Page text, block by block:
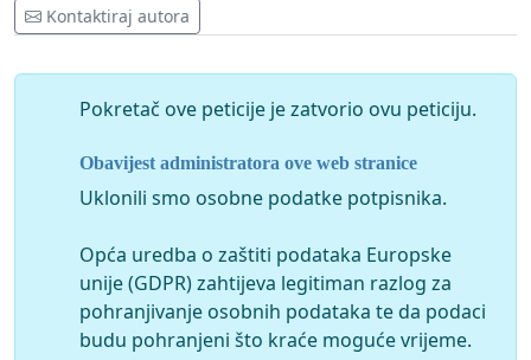
Kontaktiraj autora
Pokretač ove peticije je zatvorio ovu peticiju.
Obavijest administratora ove web stranice
Uklonili smo osobne podatke potpisnika.
Opća uredba o zaštiti podataka Europske
unije (GDPR) zahtijeva legitiman razlog za
pohranjivanje osobnih podataka te da podaci
budu pohranjeni što kraće moguće vrijeme.